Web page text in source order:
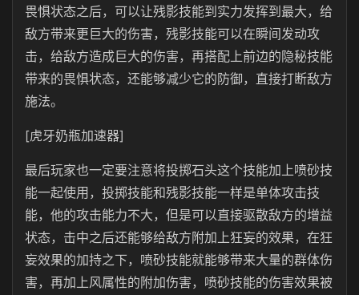
畏惧状态之后，可以让残影技能到实力发挥到最大，给
敌方带来更巨大的伤害，残影技能可以在瞬间发动攻
击，给敌方造成巨大的伤害，再搭配上前边的隐秘技能
带来的畏惧状态，还能够减少它的防御，直接打断敌方
施法。
[虎牙奶瓶加速器]
最后玩家也一定要注意将投掷石头这个技能加上喷砂技
能一起使用，投掷技能和残影技能一样是单体攻击技
能，他的攻击能力不大，但是可以直接驱散敌方的增益
状态，击中之后还能够给敌方附加上狂妄的效果，在狂
妄效果的加持之下，喷砂技能就能够带来大量的群体伤
害，再加上风属性的附加伤害，喷砂技能的伤害效果被